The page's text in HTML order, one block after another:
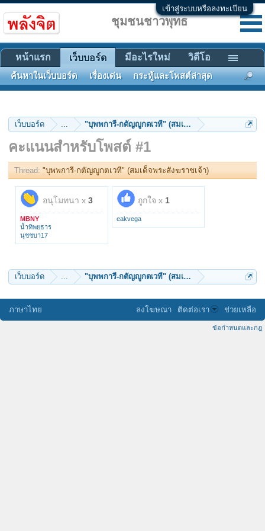
เข้าสู่ระบบหรือลงทะเบียน
เว็บบอร์ด ... "บุพพการี-กตัญญูกตเวที" (สมเด็จพระสังฆราชเจ้า)
คะแนนสำหรับโพสต์ #1
Thread: "บุพพการี-กตัญญูกตเวที" (สมเด็จพระสังฆราชเจ้า)
อนุโมทนา x 3
MBNY
น้ำทิพยธาร
นุชชบา17
ถูกใจ x 1
eakvega
เว็บบอร์ด ... "บุพพการี-กตัญญูกตเวที" (สมเด็จพระสังฆราชเจ้า)
ชุมชนชาวพุทธ
หน้าแรก เว็บบอร์ด
ค้นหาในเว็บบอร์ด เรื่องเด่น กระทู้และโพสต์ล่าสุด
มีอะไรใหม่ วิดีโอ
ภาษาไทย ลงโฆษณา ติดต่อเรา ช่วยเหลือ
ข้อกำหนดและกฎ